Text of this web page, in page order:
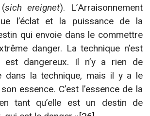
sich ereignet). L’Arraisonnement
l’éclat et la puissance de la
qui envoie dans le commettre
danger. La technique n’est
dangereux. Il n’y a rien de
dans la technique, mais il y a le
essence. C’est l’essence de la
tant qu’elle est un destin de